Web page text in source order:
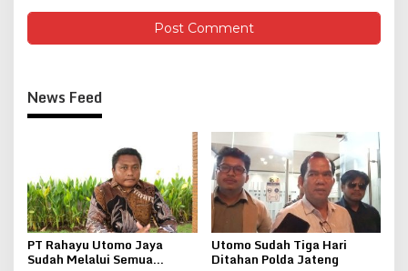
News Feed
PT Rahayu Utomo Jaya
Sudah Melalui Semua
Utomo Sudah Tiga Hari
Ditahan Polda Jateng